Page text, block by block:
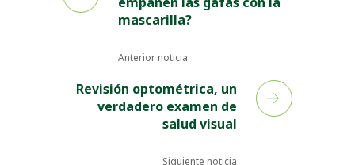
mascarilla?
Anterior noticia
Revisión optométrica, un
verdadero examen de
salud visual
Siguiente noticia